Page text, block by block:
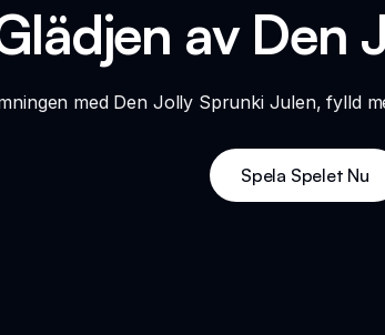
av Den
med Den Jolly Sprunki Julen, fylld
Spela Spelet Nu